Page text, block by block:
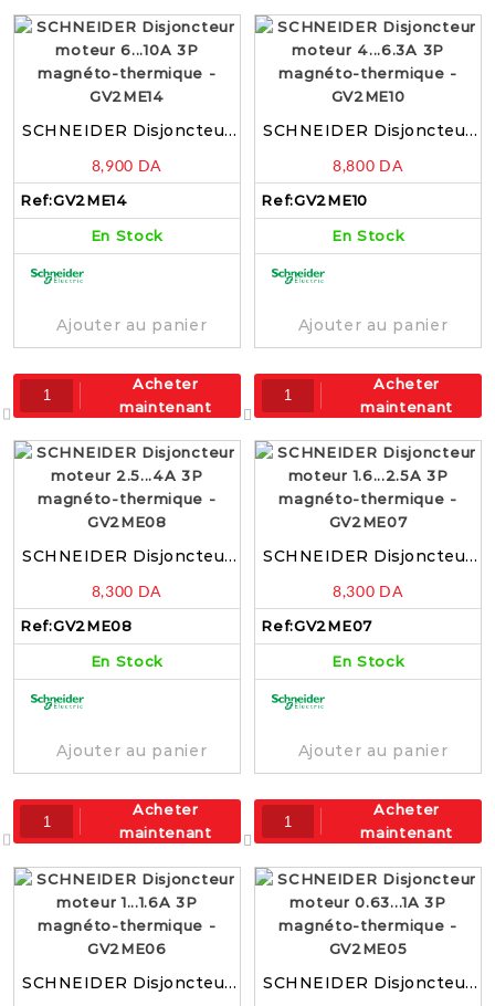
SCHNEIDER Disjoncteur
magnéto-thermique –
GV2ME14
8,900 DA
Ref:GV2ME14
En Stock
Ajouter au panier
Acheter
maintenant
SCHNEIDER Disjoncteur
magnéto-thermique –
GV2ME10
8,800 DA
Ref:GV2ME10
En Stock
Ajouter au panier
Acheter
maintenant
SCHNEIDER Disjoncteur
magnéto-thermique –
GV2ME08
8,300 DA
Ref:GV2ME08
En Stock
Ajouter au panier
Acheter
maintenant
SCHNEIDER Disjoncteur
magnéto-thermique –
GV2ME07
8,300 DA
Ref:GV2ME07
En Stock
Ajouter au panier
Acheter
maintenant
SCHNEIDER Disjoncteur
SCHNEIDER Disjoncteur